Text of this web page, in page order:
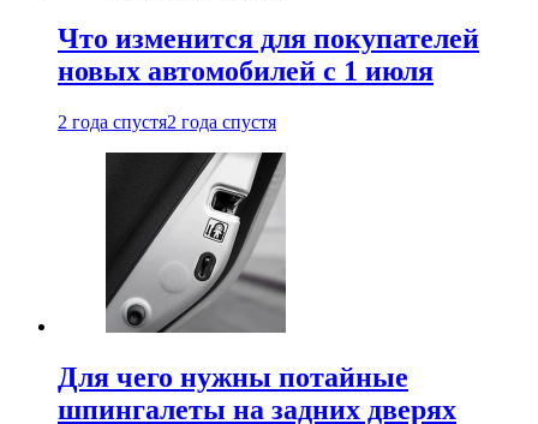
Что изменится для покупателей
новых автомобилей с 1 июля
2 года спустя2 года спустя
Для чего нужны потайные
шпингалеты на задних дверях